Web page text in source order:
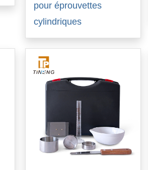
pour éprouvettes
cylindriques